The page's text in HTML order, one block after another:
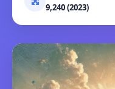
9,240 (2023)